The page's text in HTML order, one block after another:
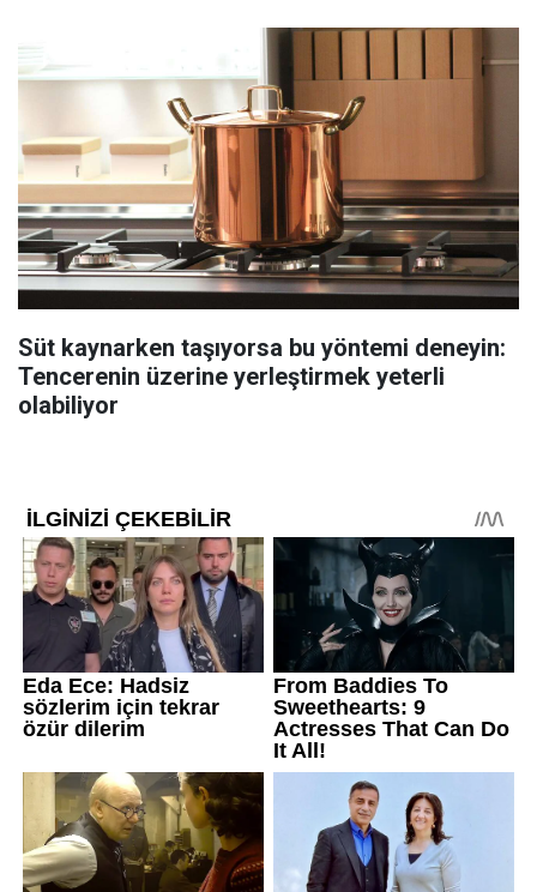
Süt kaynarken taşıyorsa bu yöntemi deneyin:
Tencerenin üzerine yerleştirmek yeterli
olabiliyor